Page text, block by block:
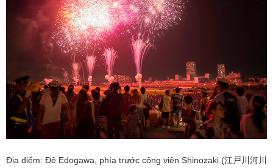
Địa điểm: Đê Edogawa, phía trước công viên Shinozaki (江戸川河川